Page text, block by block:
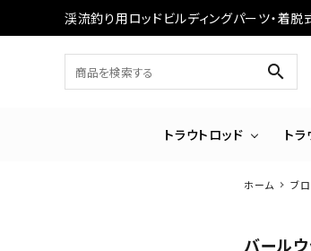
渓流釣り用ロッドビルディングパーツ・着脱
search
トラウトロッド ト
ホーム ブ
バール